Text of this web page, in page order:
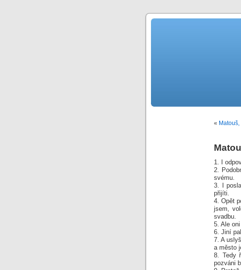
«
1. I
2.
svému.
3. I
přijíti.
4. Opět
jsem,
svadbu.
5. Ale
6. Jiní
7. A
a město
8. Tedy
pozváni